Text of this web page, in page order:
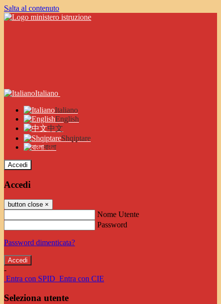
Salta al contenuto
Italiano
Italiano
English
中文
Shqiptare
বাংলা
Accedi
Accedi
button close ×
Nome Utente
Password
Password dimenticata?
-
Entra con SPID Entra con CIE
Seleziona utente